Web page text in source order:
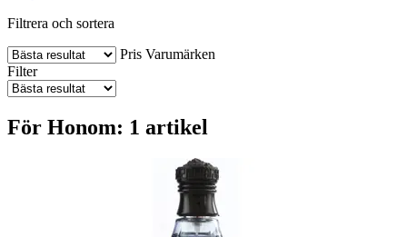
Filtrera och sortera
Pris Varumärken
Filter
För Honom: 1 artikel